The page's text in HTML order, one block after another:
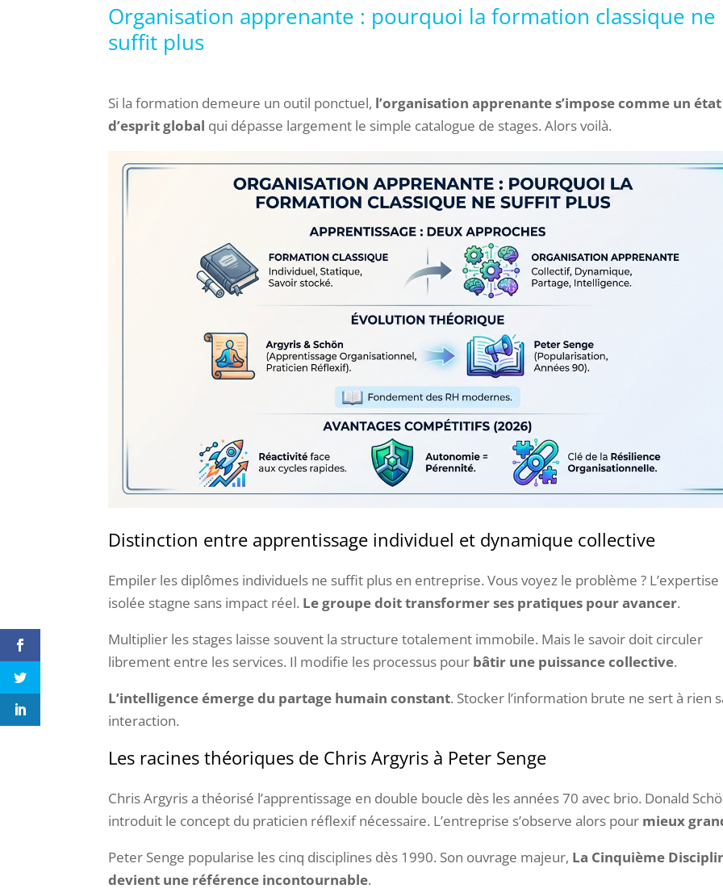
Organisation apprenante : pourquoi la formation classique ne
suffit plus
Si la formation demeure un outil ponctuel, l’organisation apprenante s’impose comme un état
d’esprit global qui dépasse largement le simple catalogue de stages. Alors voilà.
Distinction entre apprentissage individuel et dynamique collective
Empiler les diplômes individuels ne suffit plus en entreprise. Vous voyez le problème ? L’expertise
isolée stagne sans impact réel. Le groupe doit transformer ses pratiques pour avancer.
Multiplier les stages laisse souvent la structure totalement immobile. Mais le savoir doit circuler
librement entre les services. Il modifie les processus pour bâtir une puissance collective.
L’intelligence émerge du partage humain constant. Stocker l’information brute ne sert à rien
interaction.
Les racines théoriques de Chris Argyris à Peter Senge
Chris Argyris a théorisé l’apprentissage en double boucle dès les années 70 avec brio. Donald
introduit le concept du praticien réflexif nécessaire. L’entreprise s’observe alors pour mieux
Peter Senge popularise les cinq disciplines dès 1990. Son ouvrage majeur, La Cinquième
devient une référence incontournable.